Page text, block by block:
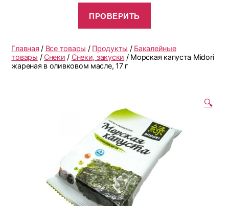
Главная / Все товары / Продукты / Бакалейные
товары / Снеки / Снеки, закуски / Морская капуста Midori
жареная в оливковом масле, 17 г
🔍